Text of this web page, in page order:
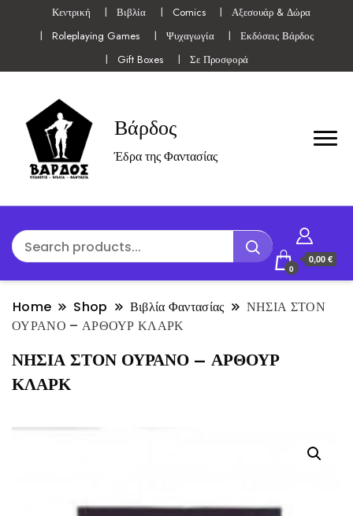
Κεντρική Βιβλία Comics
Αξεσουάρ & Δώρα
Roleplaying Games
Ψυχαγωγία
Εκδόσεις Βάρδος
Gift Boxes
Σε Προσφορά
Βάρδος
Έδρα της Φαντασίας
0
0,00 €
Home Shop Βιβλία Φαντασίας
ΝΗΣΙΑ ΣΤΟΝ
ΟΥΡΑΝΟ – ΑΡΘΟΥΡ ΚΛΑΡΚ
ΝΗΣΙΑ ΣΤΟΝ ΟΥΡΑΝΟ – ΑΡΘΟΥΡ
ΚΛΑΡΚ